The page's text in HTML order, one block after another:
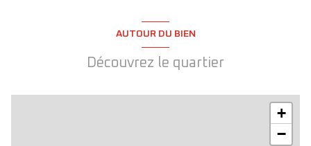
AUTOUR DU BIEN
Découvrez le quartier
+
−